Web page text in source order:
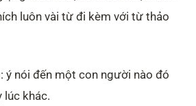
luôn vài từ đi kèm với từ thảo
ý nói đến một con người nào đó
lúc khác.